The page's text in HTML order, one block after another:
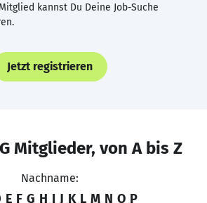
kannst Du Deine Job-Suche
Jetzt registrieren
Mitglieder, von A bis Z
Nachname:
E F G H I J K L M N O P